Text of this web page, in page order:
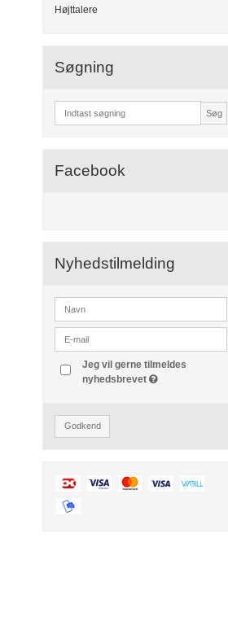
Højttalere
Søgning
Søg
Facebook
Nyhedstilmelding
Jeg vil gerne tilmeldes
nyhedsbrevet
Godkend